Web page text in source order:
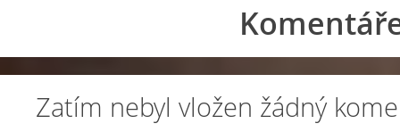
Zatím nebyl vložen žádný